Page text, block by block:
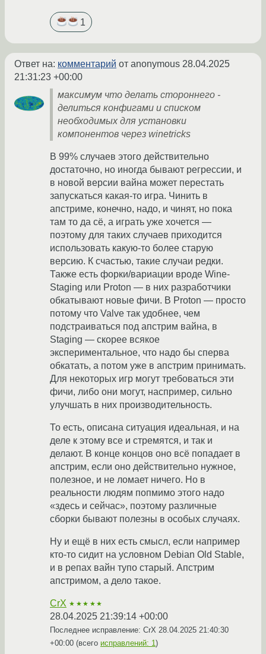
1
Ответ на: комментарий от anonymous 28.04.2025
21:31:23 +00:00
максимум что делать стороннего -
делиться конфигами и списком
необходимых для установки
компонентов через winetricks
В 99% случаев этого действительно
достаточно, но иногда бывают регрессии, и
в новой версии вайна может перестать
запускаться какая-то игра. Чинить в
апстриме, конечно, надо, и чинят, но пока
там то да сё, а играть уже хочется —
поэтому для таких случаев приходится
использовать какую-то более старую
версию. К счастью, такие случаи редки.
Также есть форки/вариации вроде Wine-
Staging или Proton — в них разработчики
обкатывают новые фичи. В Proton — просто
потому что Valve так удобнее, чем
подстраиваться под апстрим вайна, в
Staging — скорее всякое
экспериментальное, что надо бы сперва
обкатать, а потом уже в апстрим принимать.
Для некоторых игр могут требоваться эти
фичи, либо они могут, наспример, сильно
улучшать в них производительность.
То есть, описана ситуация идеальная, и на
деле к этому все и стремятся, и так и
делают. В конце концов оно всё попадает в
апстрим, если оно действительно нужное,
полезное, и не ломает ничего. Но в
реальности людям попмимо этого надо
«здесь и сейчас», поэтому различные
сборки бывают полезны в особых случаях.
Ну и ещё в них есть смысл, если например
кто-то сидит на условном Debian Old Stable,
и в репах вайн тупо старый. Апстрим
апстримом, а дело такое.
CrX ★★★★★
28.04.2025 21:39:14 +00:00
Последнее исправление: CrX 28.04.2025 21:40:30
+00:00 (всего исправлений: 1 )